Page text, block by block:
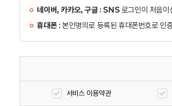
네이버, 카카오, 구글 : SNS 로그인이 처음이
휴대폰 : 본인명의로 등록된 휴대폰번호로 인
서비스 이용약관